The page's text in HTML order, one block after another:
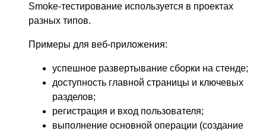
Smoke-тестирование используется в проектах
разных типов.
Примеры для веб-приложения:
успешное развертывание сборки на стенде;
доступность главной страницы и ключевых
разделов;
регистрация и вход пользователя;
выполнение основной операции (создание